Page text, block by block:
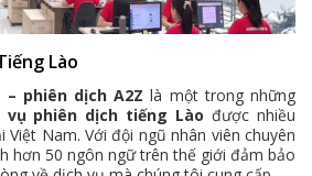
Lào
phiên dịch A2Z là một trong những
vụ phiên dịch tiếng Lào được nhiều
Việt Nam. Với đội ngũ nhân viên chuyên
hơn 50 ngôn ngữ trên thế giới đảm bảo